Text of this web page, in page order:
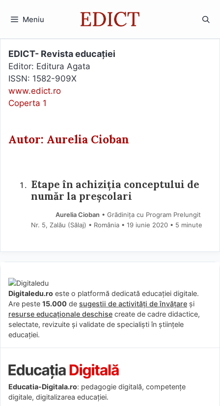
Meniu
EDICT- Revista educației
Editor: Editura Agata
ISSN: 1582-909X
www.edict.ro
Coperta 1
Autor: Aurelia Cioban
Etape în achiziția conceptului de
număr la preșcolari
Aurelia Cioban • Grădinița cu Program Prelungit
Nr. 5, Zalău (Sălaj) • România
19 iunie 2020 • 5 minute
Digitaledu.ro este o platformă dedicată educației digitale.
Are peste 15.000 de sugestii de activități de învățare și
resurse educaționale deschise create de cadre didactice,
selectate, revizuite și validate de specialiști în științele
educației.
Educatia-Digitala.ro: pedagogie digitală, competențe
digitale, digitalizarea educației.